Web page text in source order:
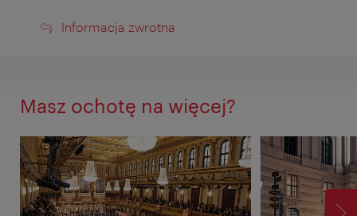
Informacja
Informacja zwrotna
Masz ochotę na więcej?